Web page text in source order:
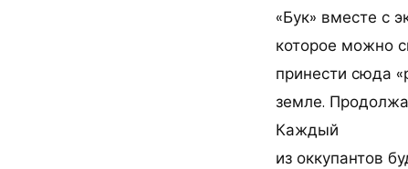
«Бук» вместе с
которое можно
принести сюда
земле.
Каждый
из оккупантов